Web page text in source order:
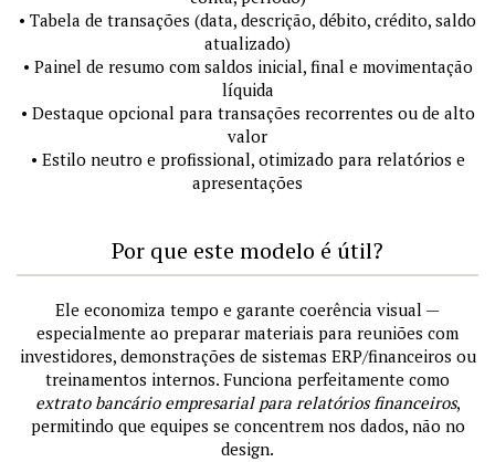
• Tabela de transações (data, descrição, débito, crédito, saldo
atualizado)
• Painel de resumo com saldos inicial, final e movimentação
líquida
• Destaque opcional para transações recorrentes ou de alto
valor
• Estilo neutro e profissional, otimizado para relatórios e
apresentações
Por que este modelo é útil?
Ele economiza tempo e garante coerência visual —
especialmente ao preparar materiais para reuniões com
investidores, demonstrações de sistemas ERP/financeiros ou
treinamentos internos. Funciona perfeitamente como
extrato bancário empresarial para relatórios financeiros,
permitindo que equipes se concentrem nos dados, não no
design.